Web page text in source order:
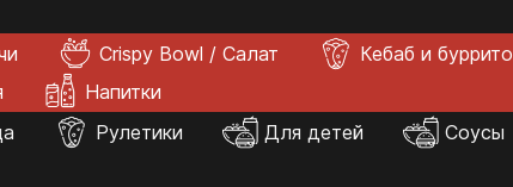
Crispy Bowl / Салат
Кебаб и буррито
Напитки
Рулетики Для детей
Соусы